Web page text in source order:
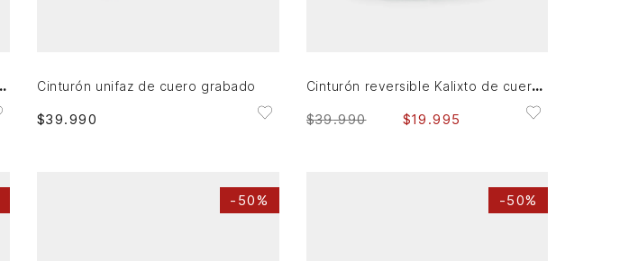
mujer Gael Cinturón unifaz de cuero grabado
$39.990
Cinturón reversible Kalixto de cuero para hombre atemporal
$39.990 $19 .995
- 50% -50%